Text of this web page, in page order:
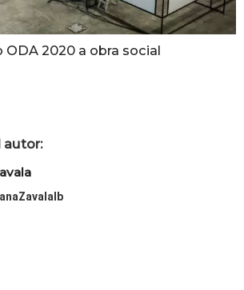
2020 a obra social
autor: